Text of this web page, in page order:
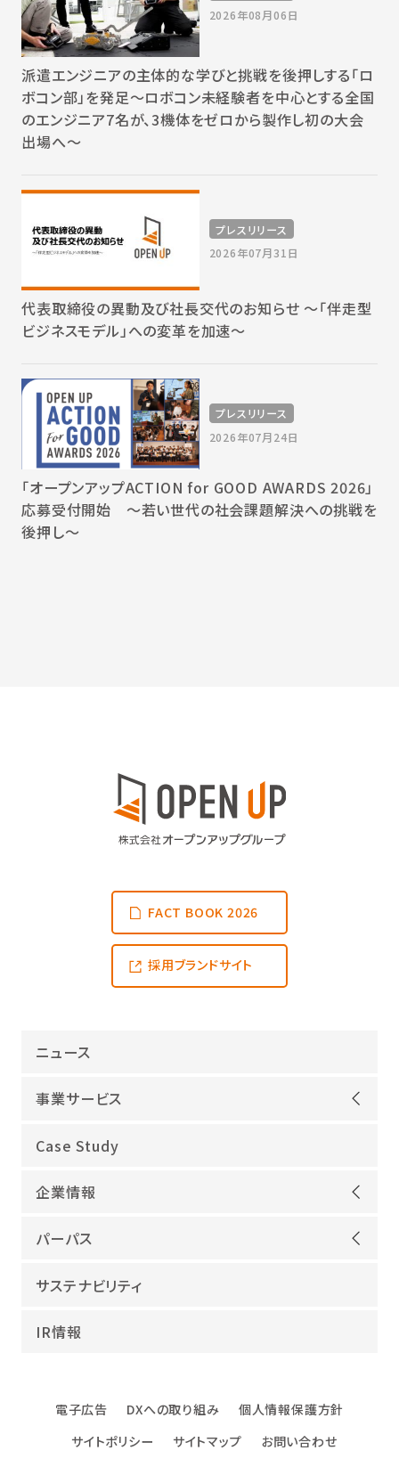
2026年08月06日
派遣エンジニアの主体的な学びと挑戦を後押しする「ロ
ボコン部」を発足～ロボコン未経験者を中心とする全国
のエンジニア7名が、3機体をゼロから製作し初の大会
出場へ～
プレスリリース
2026年07月31日
代表取締役の異動及び社長交代のお知らせ 〜「伴走型
ビジネスモデル」への変革を加速〜
プレスリリース
2026年07月24日
「オープンアップACTION for GOOD AWARDS 2026」
応募受付開始 〜若い世代の社会課題解決への挑戦を
後押し〜
FACT BOOK 2026
採用ブランドサイト
ニュース
事業サービス
オープンアップグループが選ばれる理由
ITインフラ
IT開発
海外領域
教育・人材紹介
Case Study
企業情報
ごあいさつ
沿革
役員紹介
パーパス
当社グループのパーパス
幸せな仕事総合研究所
エンジニアインタビュー
サステナビリティ
IR情報
電子広告 DXへの取り組み
個人情報保護方針
サイトポリシー
サイトマップ お問い合わせ